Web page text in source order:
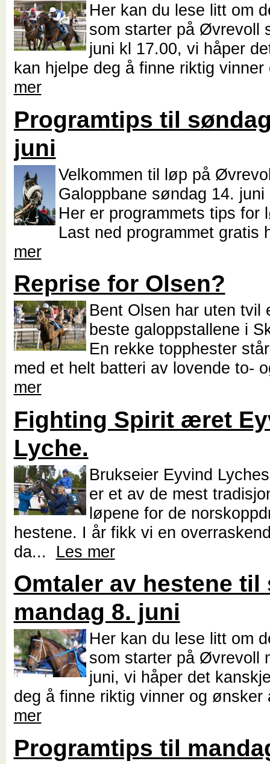
Her kan du lese litt om
som starter på Øvrevoll
juni kl 17.00, vi håper
kan hjelpe deg å finne riktig
mer
Programtips til
juni
Velkommen til løp på
Galoppbane søndag 14. juni
Her er programmets tips for
Last ned programmet
mer
Reprise for Olsen?
Bent Olsen har uten tvil
beste galoppstallene i
En rekke topphester
med et helt batteri av lovende to-
mer
Fighting Spirit æret
Lyche.
Brukseier Eyvind
er et av de mest
løpene for de
hestene. I år fikk vi en
da... Les mer
Omtaler av hestene til
mandag 8. juni
Her kan du lese litt om
som starter på Øvrevoll
juni, vi håper det
deg å finne riktig vinner og
mer
Programtips til